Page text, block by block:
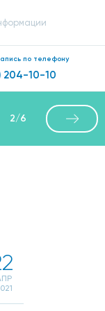
по телефону
204-10-10
2/6